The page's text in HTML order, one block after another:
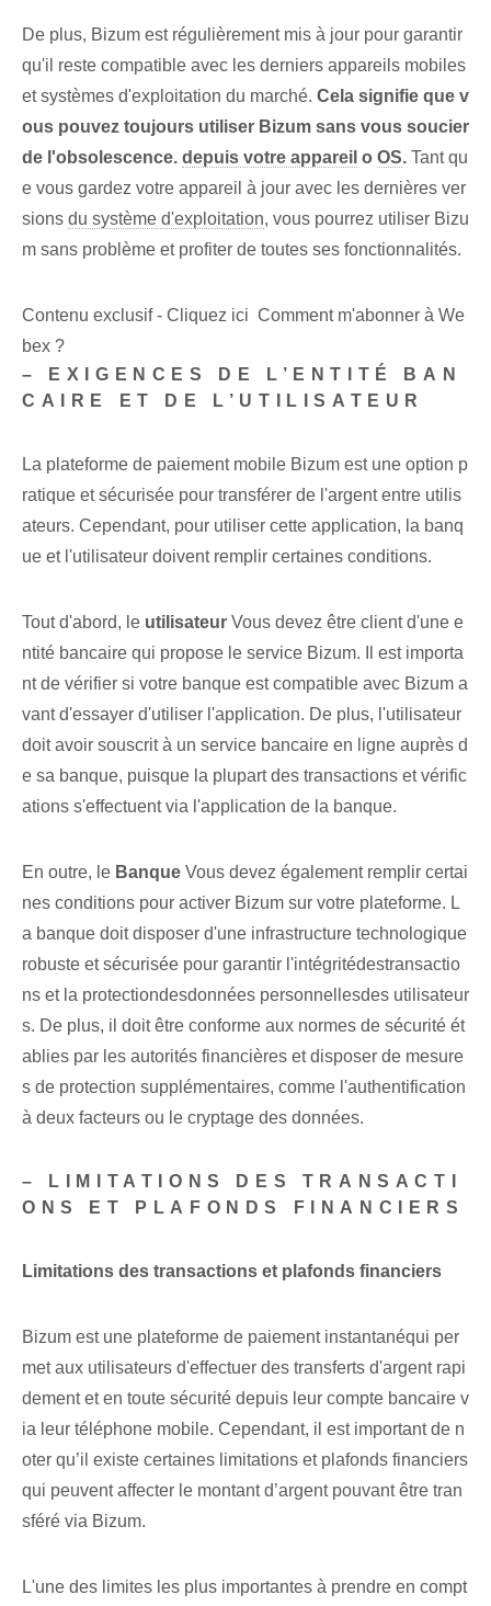
De plus, Bizum est régulièrement mis à jour pour garantir
qu'il reste compatible avec les derniers appareils mobiles
et systèmes d'exploitation du marché. Cela signifie que v
ous pouvez toujours utiliser Bizum sans vous soucier
de l'obsolescence. depuis votre appareil o OS. ‌Tant qu
e vous gardez votre appareil à jour avec les dernières ver
sions du système d'exploitation, vous pourrez utiliser Bizu
m sans problème ‌et profiter de toutes⁢ ses fonctionnalités.
Contenu exclusif - Cliquez ici Comment m'abonner à We
bex ?
– EXIGENCES DE L’ENTITÉ BAN
CAIRE ET DE L’UTILISATEUR
La plateforme de paiement mobile Bizum est une option p
ratique et sécurisée pour transférer de l'argent entre utilis
ateurs. Cependant, pour utiliser cette application, la banq
ue et l'utilisateur doivent remplir certaines conditions.
Tout d'abord, le utilisateur Vous devez être client d'une e
ntité bancaire qui propose le service Bizum. Il est importa
nt de vérifier si votre banque est compatible avec Bizum‍ a
vant d'essayer d'utiliser l'application⁤. De plus, l'utilisateur
doit avoir souscrit à un service bancaire en ligne auprès d
e sa banque, puisque la plupart des transactions et vérific
ations s'effectuent via l'application de la banque.
En outre, le Banque Vous devez également remplir certai
nes ⁤conditions pour activer Bizum⁢ sur votre plateforme. ‌L
a banque doit ⁢disposer d'une infrastructure technologique
robuste et​ sécurisée pour garantir ⁣l'intégrité⁣des⁣transactio
ns et la protection⁣des⁣données personnelles⁣des utilisateur
s. De plus, il doit être conforme aux normes de sécurité ét
ablies par les autorités financières et disposer de mesure
s de protection supplémentaires, comme l'authentification
à deux facteurs ou le cryptage des données.
– LIMITATIONS DES TRANSACTI
ONS ET PLAFONDS FINANCIERS
Limitations des transactions et plafonds financiers
Bizum est ⁤une plateforme de paiement instantané⁤qui per
met ‌aux utilisateurs d'effectuer des transferts d'argent rapi
dement⁢ et en toute sécurité depuis leur⁤ compte bancaire v
ia leur téléphone mobile. Cependant, il est important de n
oter qu’il existe certaines limitations et plafonds financiers
qui peuvent affecter le montant d’argent pouvant être tran
sféré via Bizum.
L'une des limites les plus importantes à prendre en compt